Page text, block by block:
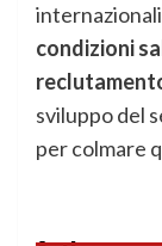
condizioni
sviluppo del
per colmare